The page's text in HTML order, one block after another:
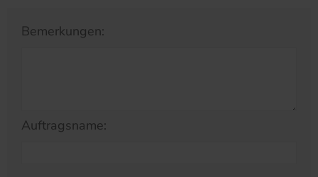
Bemerkungen:
Auftragsname: